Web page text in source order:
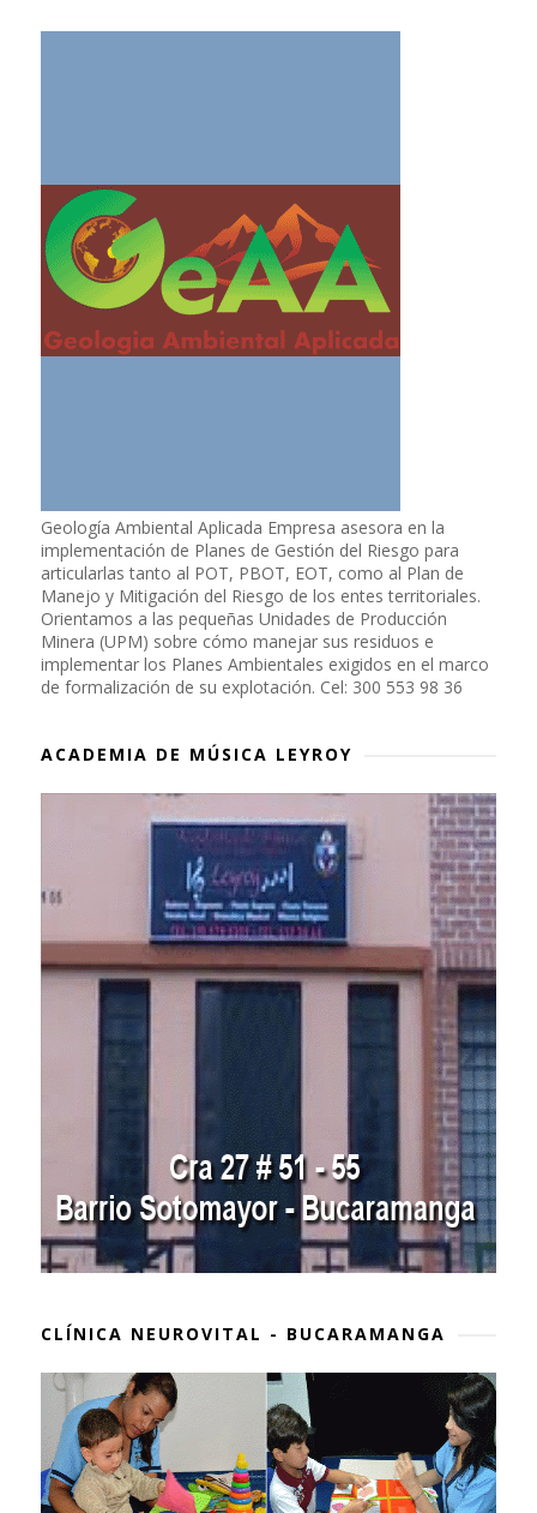
Geología Ambiental Aplicada Empresa asesora en la
implementación de Planes de Gestión del Riesgo para
articularlas tanto al POT, PBOT, EOT, como al Plan de
Manejo y Mitigación del Riesgo de los entes territoriales.
Orientamos a las pequeñas Unidades de Producción
Minera (UPM) sobre cómo manejar sus residuos e
implementar los Planes Ambientales exigidos en el marco
de formalización de su explotación. Cel: 300 553 98 36
ACADEMIA DE MÚSICA LEYROY
CLÍNICA NEUROVITAL - BUCARAMANGA